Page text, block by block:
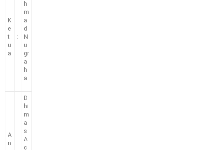
K
e
t
u
a
:
h
m
a
d
N
u
gr
a
h
a
A
n
D
hi
m
a
s
A
c